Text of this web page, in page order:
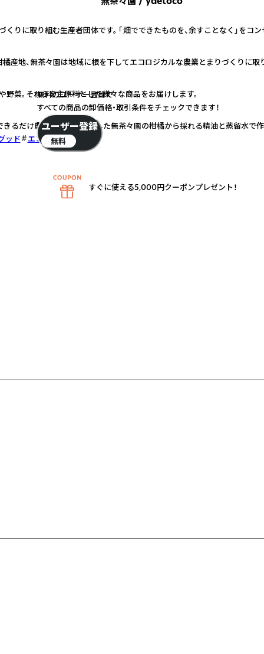
りに取り組む生産者団体です。 「畑でできたものを、余すことなく」をコ
産地、無茶々園は地域に根を下してエコロジカルな農業とまりづくりに取
菜。それらを主原料とした様々な商品をお届けします。
きるだけ農薬に頼らず栽培した無茶々園の柑橘から採れる精油と蒸留水で作
ッド
エコフレンドリー
無料のユーザー登録で
すべての商品の卸価格・取引条件をチェックできます！
ユーザー登録
無料
すぐに使える5,000円クーポンプレゼント！